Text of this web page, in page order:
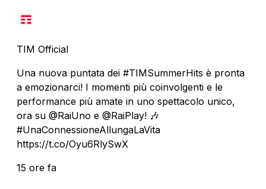
TIM Official
Una nuova puntata dei #TIMSummerHits è pronta
a emozionarci! I momenti più coinvolgenti e le
performance più amate in uno spettacolo unico,
ora su @RaiUno e @RaiPlay! 🎶
#UnaConnessioneAllungaLaVita
https://t.co/Oyu6RlySwX
15 ore fa